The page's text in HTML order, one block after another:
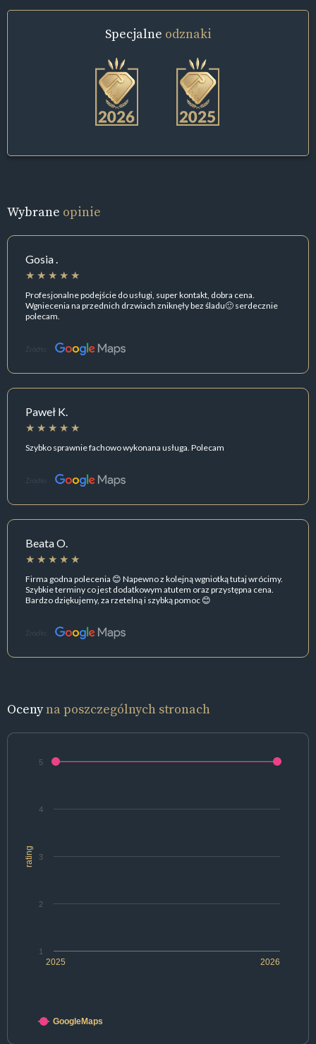
Specjalne odznaki
Wybrane opinie
Gosia .
Profesjonalne podejście do usługi, super kontakt, dobra cena.
Wgniecenia na przednich drzwiach zniknęły bez śladu🙂 serdecznie
polecam.
Źródło:
Paweł K.
Szybko sprawnie fachowo wykonana usługa. Polecam
Źródło:
Beata O.
Firma godna polecenia 😊 Napewno z kolejną wgniotką tutaj wrócimy.
Szybkie terminy co jest dodatkowym atutem oraz przystępna cena.
Bardzo dziękujemy, za rzetelną i szybką pomoc 😊
Źródło:
Ocenyna poszczególnych stronach
rating
2025 2026
1
2
3
4
5
GoogleMaps